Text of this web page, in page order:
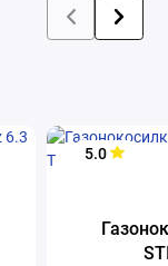
5.0